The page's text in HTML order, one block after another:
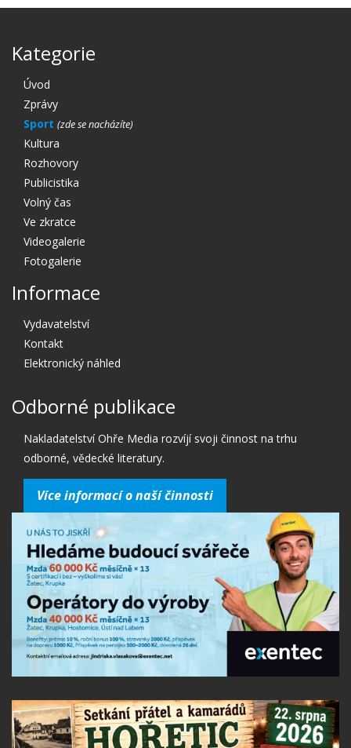
Kategorie
Úvod
Zprávy
Sport
Kultura
Rozhovory
Publicistika
Volný čas
Ve zkratce
Videogalerie
Fotogalerie
Informace
Vydavatelství
Kontakt
Elektronický náhled
Odborné publikace
Nakladatelství Ohře Media rozvíjí svoji činnost na trhu
odborné, vědecké literatury.
Více informací o naší činnosti